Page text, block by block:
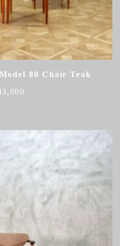
80 Chair Teak